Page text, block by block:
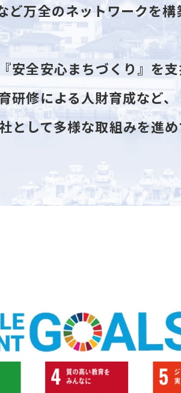
万全のネットワークを構
全安心まちづくり』を支
研修による人財育成など、
として多様な取組みを進